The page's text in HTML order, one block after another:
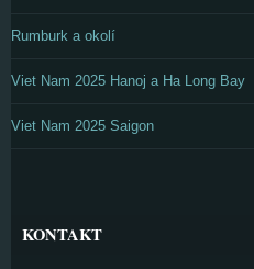
Rumburk a okolí
Viet Nam 2025 Hanoj a Ha Long Bay
Viet Nam 2025 Saigon
KONTAKT